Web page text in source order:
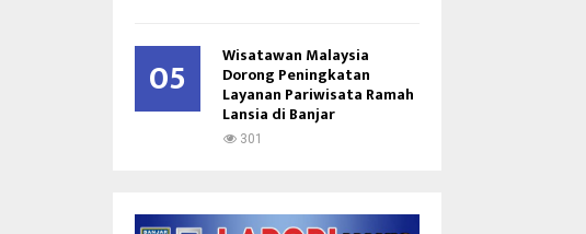
05 Wisatawan Malaysia
Dorong Peningkatan
Layanan Pariwisata Ramah
Lansia di Banjar
301